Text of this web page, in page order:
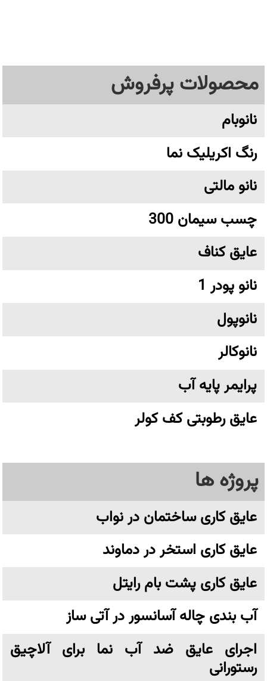
محصولات پرفروش
نانوبام
رنگ اکریلیک نما
نانو مالتی
چسب سیمان 300
عایق کناف
نانو پودر 1
نانوپول
نانوکالر
پرایمر پایه آب
عایق رطوبتی کف کولر
پروژه ها
عایق کاری ساختمان در نواب
عایق کاری استخر در دماوند
عایق کاری پشت بام رایتل
آب بندی چاله آسانسور در آتی ساز
اجرای عایق ضد آب نما برای آلاچیق
رستورانی